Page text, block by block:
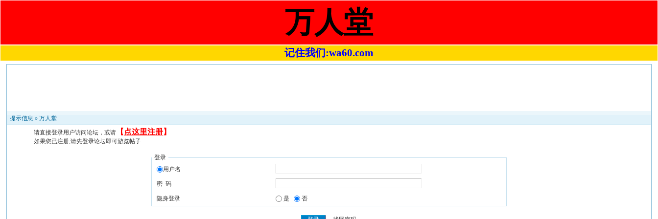
万人堂
记住我们:wa60.com
提示信息 »万人堂
请直接登录用户访问论坛，或请 【 点这里注册】
如果您已注册,请先登录论坛即可游览帖子
登录
用户名
密 码
隐身登录 是 否